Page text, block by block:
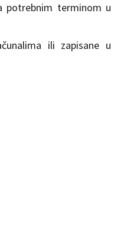
potrebnim terminom u
ili zapisane u